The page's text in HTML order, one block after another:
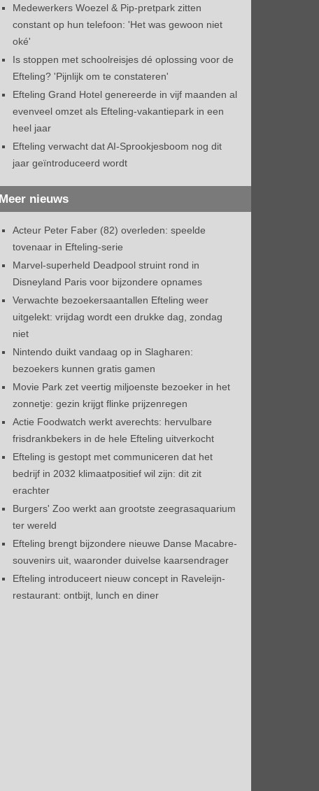
Medewerkers Woezel & Pip-pretpark zitten
constant op hun telefoon: 'Het was gewoon niet
oké'
Is stoppen met schoolreisjes dé oplossing voor de
Efteling? 'Pijnlijk om te constateren'
Efteling Grand Hotel genereerde in vijf maanden al
evenveel omzet als Efteling-vakantiepark in een
heel jaar
Efteling verwacht dat AI-Sprookjesboom nog dit
jaar geïntroduceerd wordt
Meer nieuws
Acteur Peter Faber (82) overleden: speelde
tovenaar in Efteling-serie
Marvel-superheld Deadpool struint rond in
Disneyland Paris voor bijzondere opnames
Verwachte bezoekersaantallen Efteling weer
uitgelekt: vrijdag wordt een drukke dag, zondag
niet
Nintendo duikt vandaag op in Slagharen:
bezoekers kunnen gratis gamen
Movie Park zet veertig miljoenste bezoeker in het
zonnetje: gezin krijgt flinke prijzenregen
Actie Foodwatch werkt averechts: hervulbare
frisdrankbekers in de hele Efteling uitverkocht
Efteling is gestopt met communiceren dat het
bedrijf in 2032 klimaatpositief wil zijn: dit zit
erachter
Burgers' Zoo werkt aan grootste zeegrasaquarium
ter wereld
Efteling brengt bijzondere nieuwe Danse Macabre-
souvenirs uit, waaronder duivelse kaarsendrager
Efteling introduceert nieuw concept in Raveleijn-
restaurant: ontbijt, lunch en diner